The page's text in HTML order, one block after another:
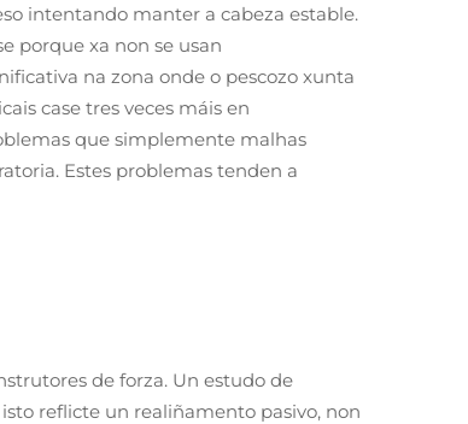
intentando manter a cabeza estable.
porque xa non se usan
na zona onde o pescozo xunta
case tres veces máis en
que simplemente malhas
Estes problemas tenden a
de forza. Un estudo de
reflicte un realiñamento pasivo, non